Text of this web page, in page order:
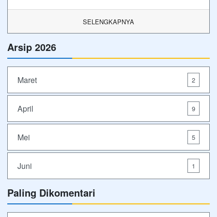
SELENGKAPNYA
Arsip 2026
Maret 2
April 9
Mei 5
Juni 1
Paling Dikomentari